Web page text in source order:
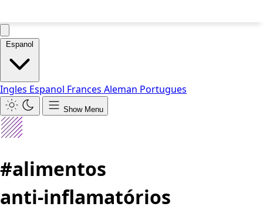
Espanol
Ingles Espanol Frances Aleman Portugues
Show Menu
#alimentos
anti‑inflamatórios